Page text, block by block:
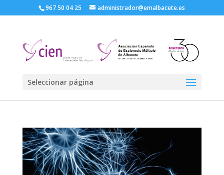
967 50 04 25 administrador@emalbacete.es
Seleccionar página